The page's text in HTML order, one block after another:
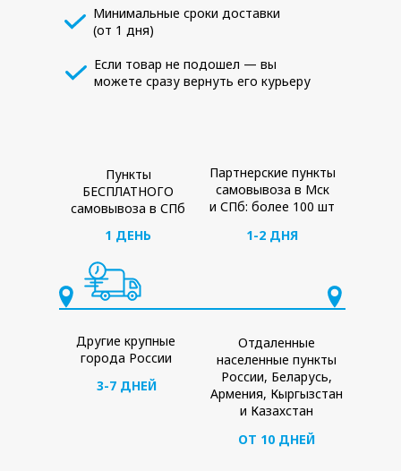
Если товар не подошел — вы
можете сразу вернуть его курьеру
Минимальные сроки доставки
(от 1 дня)
1 ДЕНЬ
Пункты
БЕСПЛАТНОГО
самовывоза в СПб
1-2 ДНЯ
Партнерские пункты
самовывоза в Мск
и СПб: более 100 шт
3-7 ДНЕЙ
Другие крупные
города России
ОТ 10 ДНЕЙ
Отдаленные
населенные пункты
России, Беларусь,
Армения, Кыргызстан
и Казахстан